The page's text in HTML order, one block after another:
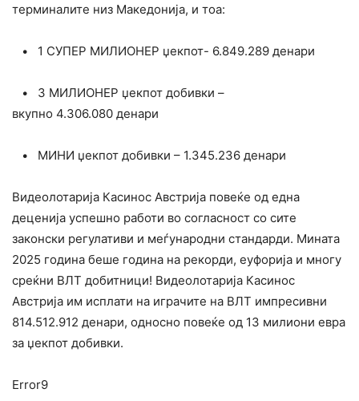
терминалите низ Македонија, и тоа:
• 1 СУПЕР МИЛИОНЕР џекпот- 6.849.289 денари
• 3 МИЛИОНЕР џекпот добивки –
вкупно 4.306.080 денари
• МИНИ џекпот добивки – 1.345.236 денари
Видеолотарија Касинос Австрија повеќе од една
деценија успешно работи во согласност со сите
законски регулативи и меѓународни стандарди. Мината
2025 година беше година на рекорди, еуфорија и многу
среќни ВЛТ добитници! Видеолотарија Касинос
Австрија им исплати на играчите на ВЛТ импресивни
814.512.912 денари, односно повеќе од 13 милиони евра
за џекпот добивки.
Error9